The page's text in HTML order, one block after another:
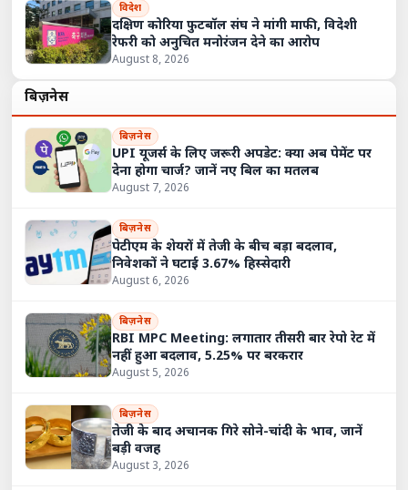
विदेश
दक्षिण कोरिया फुटबॉल संघ ने मांगी माफी, विदेशी
रेफरी को अनुचित मनोरंजन देने का आरोप
August 8, 2026
बिज़नेस
बिज़नेस
UPI यूजर्स के लिए जरूरी अपडेट: क्या अब पेमेंट पर
देना होगा चार्ज? जानें नए बिल का मतलब
August 7, 2026
बिज़नेस
पेटीएम के शेयरों में तेजी के बीच बड़ा बदलाव,
निवेशकों ने घटाई 3.67% हिस्सेदारी
August 6, 2026
बिज़नेस
RBI MPC Meeting: लगातार तीसरी बार रेपो रेट में
नहीं हुआ बदलाव, 5.25% पर बरकरार
August 5, 2026
बिज़नेस
तेजी के बाद अचानक गिरे सोने-चांदी के भाव, जानें
बड़ी वजह
August 3, 2026